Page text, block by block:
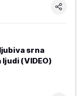
srna
(VIDEO)